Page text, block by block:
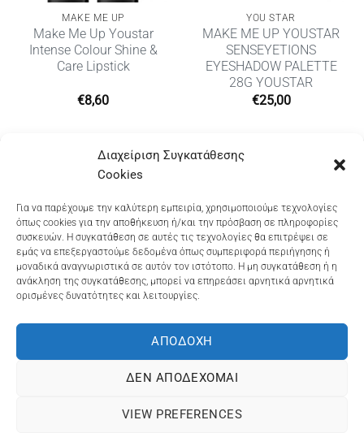
Διαχείριση Συγκατάθεσης
Cookies
Για να παρέχουμε την καλύτερη εμπειρία, χρησιμοποιούμε τεχνολογίες
όπως cookies για την αποθήκευση ή/και την πρόσβαση σε πληροφορίες
συσκευών. Η συγκατάθεση σε αυτές τις τεχνολογίες θα επιτρέψει σε
εμάς να επεξεργαστούμε δεδομένα όπως συμπεριφορά περιήγησης ή
μοναδικά αναγνωριστικά σε αυτόν τον ιστότοπο. Η μη συγκατάθεση ή η
ανάκληση της συγκατάθεσης, μπορεί να επηρεάσει αρνητικά αρνητικά
ορισμένες δυνατότητες και λειτουργίες.
ΑΠΟΔΟΧΉ
ΔΕΝ ΑΠΟΔΈΧΟΜΑΙ
VIEW PREFERENCES
MAKE ME UP
Make Me Up Youstar
Intense Colour Shine &
Care Lipstick
€8,60
YOU STAR
MAKE ME UP YOUSTAR
SENSEYETIONS
EYESHADOW PALETTE
28G YOUSTAR
€25,00
Dioni Hair Care, Ζυμβρακάκηδων 33
91906
Dioni Hair Spa, Κ. Σφακιανάκη 5, τηλ 28210 94712
Visa MasterCard
Cash
Bank
Google
ΤΡΟΠΟΙ ΠΛΗΡΩΜΗΣ
ΠΟΛΙΤΙΚΉ ΕΠΙΣΤΡΟΦΏΝ
ΠΟΛΙΤΙΚΉ ΑΠΟΡΡΉΤΟΥ – COOKIES (ΕΕ)
ΓΕΜΗ: 073757158000 - ΑΦΜ: 067139225 ΔΟΥ:ΧΑΝΙΩΝ
. Powered byOCS eShop Development
Engine